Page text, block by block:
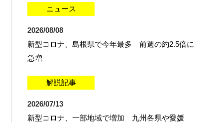
ニュース
2026/08/08
新型コロナ、島根県で今年最多 前週の約2.5倍に
急増
解説記事
2026/07/13
新型コロナ、一部地域で増加 九州各県や愛媛